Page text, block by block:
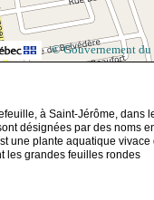
© Gouvernement du
à Saint-Jérôme, dans
désignées par des noms
une plante aquatique vivace
les grandes feuilles rondes